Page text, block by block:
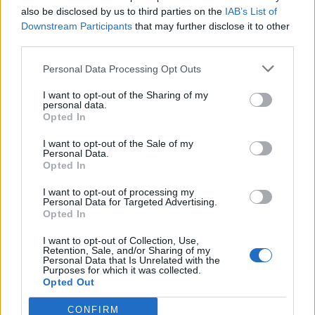
also be disclosed by us to third parties on the IAB’s List of
Downstream Participants that may further disclose it to other
Personal Data Processing Opt Outs
I want to opt-out of the Sharing of my
personal data.
Opted In
I want to opt-out of the Sale of my
Personal Data.
Opted In
I want to opt-out of processing my
Personal Data for Targeted Advertising.
Opted In
I want to opt-out of Collection, Use,
Retention, Sale, and/or Sharing of my
Personal Data that Is Unrelated with the
Purposes for which it was collected.
Opted Out
CONFIRM
17 Mattia Gueli Polisportiva Ossese
Cristian Luiu Li Punti Calcio 1976